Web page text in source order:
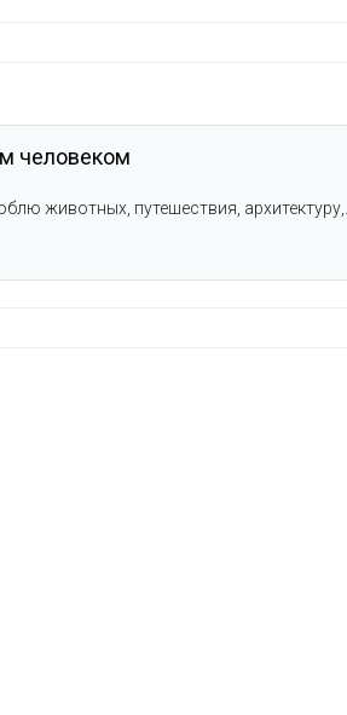
человеком
животных, путешествия, архитектуру,...